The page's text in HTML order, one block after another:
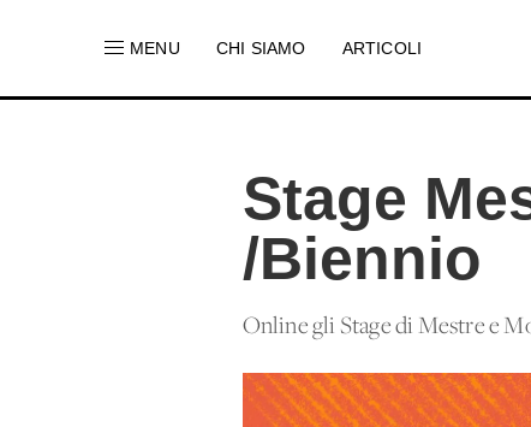
MENU CHI SIAMO ARTICOLI
Stage
/Biennio
Online gli Stage di Mestre e